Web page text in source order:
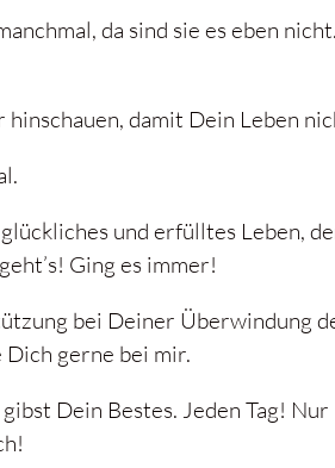
da sind sie es eben
damit Dein Leben
und erfülltes Leben,
Ging es immer!
bei Deiner Überwindung
Dich gerne bei mir.
Dein Bestes. Jeden Tag! Nur